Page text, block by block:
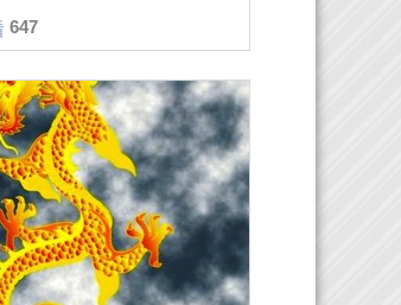
647